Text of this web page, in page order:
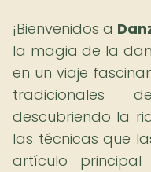
¡Bienvenidos a
la magia de la
en un viaje
descubriendo la
las técnicas que
artículo principal